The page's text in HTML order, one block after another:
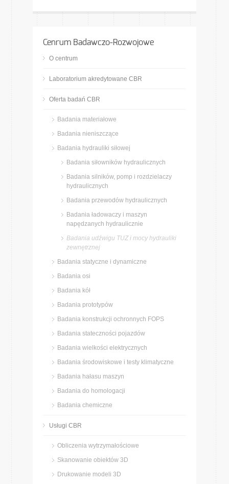
Cenrum Badawczo-Rozwojowe
O centrum
Laboratorium akredytowane CBR
Oferta badań CBR
Badania materiałowe
Badania nieniszczące
Badania hydrauliki siłowej
Badania siłowników hydraulicznych
Badania silników, pomp i rozdzielaczy
hydraulicznych
Badania przewodów hydraulicznych
Badania ładowaczy i maszyn
napędzanych hydraulicznie
Badania udźwigu TUZ i mocy hydrauliki
zewnętrznej
Badania statyczne i dynamiczne
Badania osi
Badania kół
Badania prototypów
Badania konstrukcji ochronnych FOPS
Badania stateczności pojazdów
Badania wielkości elektrycznych
Badania środowiskowe i testy klimatyczne
Badania hałasu maszyn
Badania do homologacji
Badania chemiczne
Usługi CBR
Obliczenia wytrzymałościowe
Skanowanie obiektów 3D
Drukowanie modeli 3D